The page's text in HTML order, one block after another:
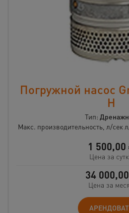
Погружной насос
H
Тип:
Макс. производительность, л/сек
1 500,00
Цена за
34 000,00
Цена за